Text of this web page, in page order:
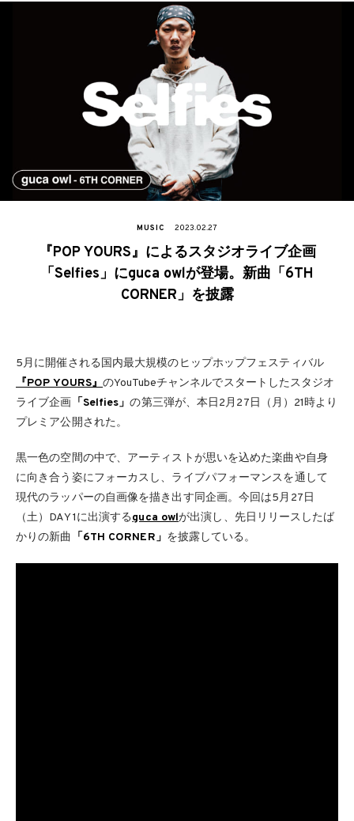
MUSIC 2023.02.27
『POP YOURS』によるスタジオライブ企画
「Selfies」にguca owlが登場。新曲「6TH
CORNER」を披露
5月に開催される国内最大規模のヒップホップフェスティバル
『POP YOURS』のYouTubeチャンネルでスタートしたスタジオ
ライブ企画 「Selfies」の第三弾が、本日2月27日（月）21時より
プレミア公開された。
黒一色の空間の中で、アーティストが思いを込めた楽曲や自身
に向き合う姿にフォーカスし、ライブパフォーマンスを通して
現代のラッパーの自画像を描き出す同企画。今回は5月27日
（土）DAY 1に出演するguca owlが出演し、先日リリースしたば
かりの新曲
「6TH CORNER」 を披露している。